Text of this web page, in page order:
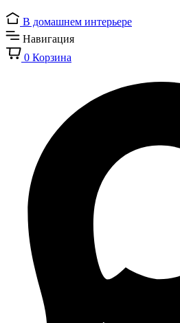
В домашнем интерьере
Навигация
0 Корзина